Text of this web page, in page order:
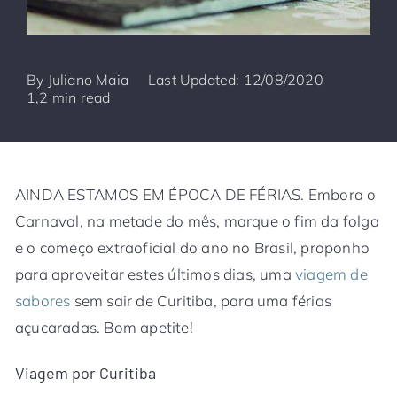
By Juliano Maia
Last Updated: 12/08/2020
1,2 min read
AINDA ESTAMOS EM ÉPOCA DE FÉRIAS. Embora o
Carnaval, na metade do mês, marque o fim da folga
e o começo extraoficial do ano no Brasil, proponho
para aproveitar estes últimos dias, umaviagem de
sabores sem sair de Curitiba, para uma férias
açucaradas. Bom apetite!
Viagem por Curitiba